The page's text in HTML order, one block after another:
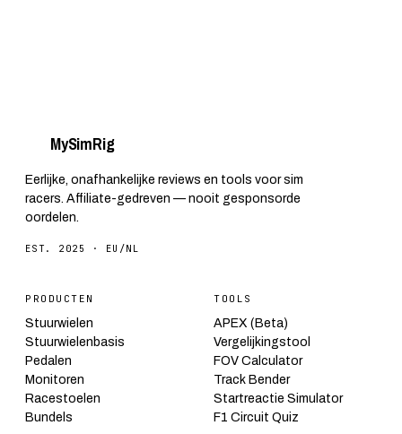
MySimRig
Eerlijke, onafhankelijke reviews en tools voor sim
racers. Affiliate-gedreven — nooit gesponsorde
oordelen.
EST. 2025 · EU/NL
PRODUCTEN
Stuurwielen
Stuurwielenbasis
Pedalen
Monitoren
Racestoelen
Bundels
TOOLS
APEX (Beta)
Vergelijkingstool
FOV Calculator
Track Bender
Startreactie Simulator
F1 Circuit Quiz